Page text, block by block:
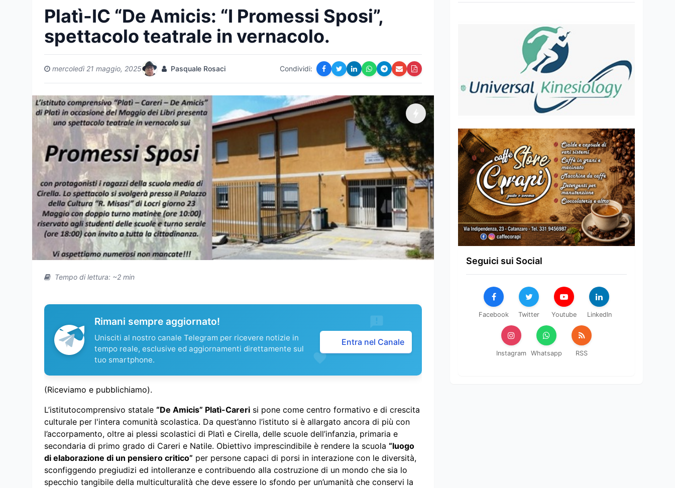
Platì-IC “De Amicis: “I Promessi Sposi”,
spettacolo teatrale in vernacolo.
mercoledì 21 maggio, 2025 Pasquale Rosaci Condividi:
Tempo di lettura: ~2 min
Rimani sempre aggiornato!
Unisciti al nostro canale Telegram per ricevere notizie in
tempo reale, esclusive ed aggiornamenti direttamente sul
tuo smartphone.
Entra nel Canale
(Riceviamo e pubblichiamo).
L’istitutocomprensivo statale “De Amicis” Platì-Careri si pone come centro formativo e di crescita
culturale per l'intera comunità scolastica. Da quest’anno l’istituto si è allargato ancora di più con
l’accorpamento, oltre ai plessi scolastici di Platì e Cirella, delle scuole dell’infanzia, primaria e
secondaria di primo grado di Careri e Natile. Obiettivo imprescindibile è rendere la scuola “luogo
di elaborazione di un pensiero critico” per persone capaci di porsi in interazione con le diversità,
sconfiggendo pregiudizi ed intolleranze e contribuendo alla costruzione di un mondo che sia lo
specchio tangibile della multiculturalità che deve essere lo sfondo per un’umanità che conservi la
Seguici sui Social
Facebook Twitter Youtube LinkedIn
Instagram Whatsapp RSS